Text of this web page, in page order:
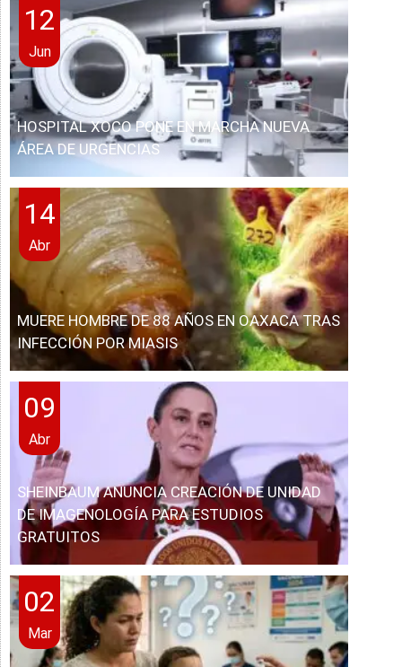
12
Jun
HOSPITAL XOCO PONE EN MARCHA NUEVA
ÁREA DE URGENCIAS
14
Abr
MUERE HOMBRE DE 88 AÑOS EN OAXACA TRAS
INFECCIÓN POR MIASIS
09
Abr
SHEINBAUM ANUNCIA CREACIÓN DE UNIDAD
DE IMAGENOLOGÍA PARA ESTUDIOS
GRATUITOS
02
Mar